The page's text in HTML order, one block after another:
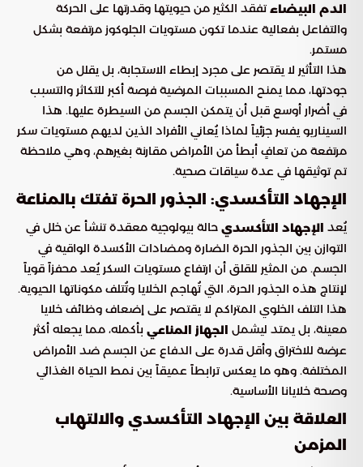
الدم البيضاءتفقد الكثير من حيويتها وقدرتها على الحركة
والتفاعل بفعالية عندما تكون مستويات الجلوكوز مرتفعة بشكل
مستمر.
هذا التأثير لا يقتصر على مجرد إبطاء الاستجابة، بل يقلل من
جودتها، مما يمنح المسببات المرضية فرصة أكبر للتكاثر والتسبب
في أضرار أوسع قبل أن يتمكن الجسم من السيطرة عليها. هذا
السيناريو يفسر جزئياً لماذا يُعاني الأفراد الذين لديهم مستويات سكر
مرتفعة من تعافٍ أبطأ من الأمراض مقارنة بغيرهم، وهي ملاحظة
تم توثيقها في عدة سياقات صحية.
الإجهاد التأكسدي: الجذور الحرة تفتك بالمناعة
يُعد الإجهاد التأكسدي حالة بيولوجية معقدة تنشأ عن خلل في
التوازن بين الجذور الحرة الضارة ومضادات الأكسدة الواقية في
الجسم. من المثير للقلق أن ارتفاع مستويات السكر يُعد محفزاً قوياً
لإنتاج هذه الجذور الحرة، التي تُهاجم الخلايا وتُتلف مكوناتها الحيوية.
هذا التلف الخلوي المتراكم لا يقتصر على إضعاف وظائف خلايا
معينة، بل يمتد ليشمل الجهاز المناعي بأكمله، مما يجعله أكثر
عرضة للاختراق وأقل قدرة على الدفاع عن الجسم ضد الأمراض
المختلفة. وهو ما يعكس ترابطاً عميقاً بين نمط الحياة الغذائي
وصحة خلايانا الأساسية.
العلاقة بين الإجهاد التأكسدي والالتهاب
المزمن